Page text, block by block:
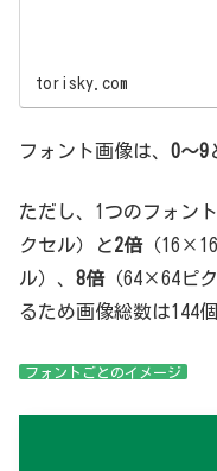
torisky.com
フォント画像は、 0～9
ただし、1つのフォン
クセル）と2倍（16×16
ル）、 8倍（64×64ピ
るため画像総数は144個
フォントごとのイメージ